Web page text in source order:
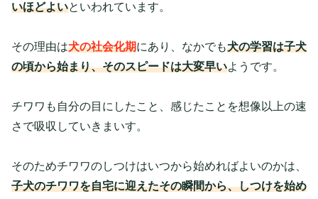
いほどよいといわれています。
その理由は犬の社会化期にあり、なかでも犬の学習は子犬
の頃から始まり、そのスピードは大変早いようです。
チワワも自分の目にしたこと、感じたことを想像以上の速
さで吸収していきまいす。
そのためチワワのしつけはいつから始めればよいのかは、
子犬のチワワを自宅に迎えたその瞬間から、しつけを始め